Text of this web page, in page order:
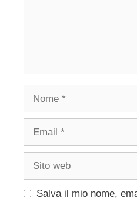
Nome
Email
Sito
Salva il mio nome,